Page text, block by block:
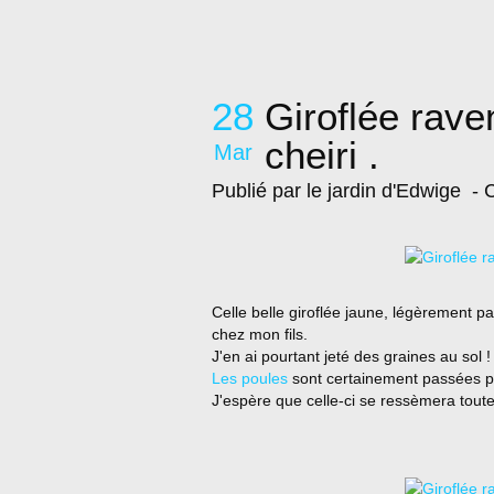
28
Mar
Giroflée
cheiri .
Publié par le jardin d'Edwige -
Celle belle giroflée jaune, légèrement
chez mon fils.
J'en ai pourtant jeté des graines au sol
Les poules sont certainement passées
J'espère que celle-ci se ressèmera